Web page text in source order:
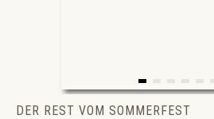
DER REST VOM SOMMERFEST